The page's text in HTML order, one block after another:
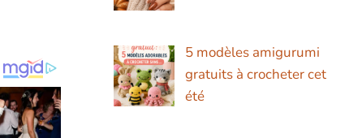
5 modèles amigurumi
gratuits à crocheter cet
été